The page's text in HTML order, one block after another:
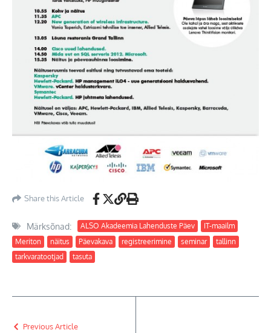
Share this Article
Märksõnad: ALSO Akadeemia Lahenduste Päev
IT-maailm
Meriton
näitus Päevakava registreerimine seminar
tallinn
tarkvaratootjad
tasuta
Previous Article